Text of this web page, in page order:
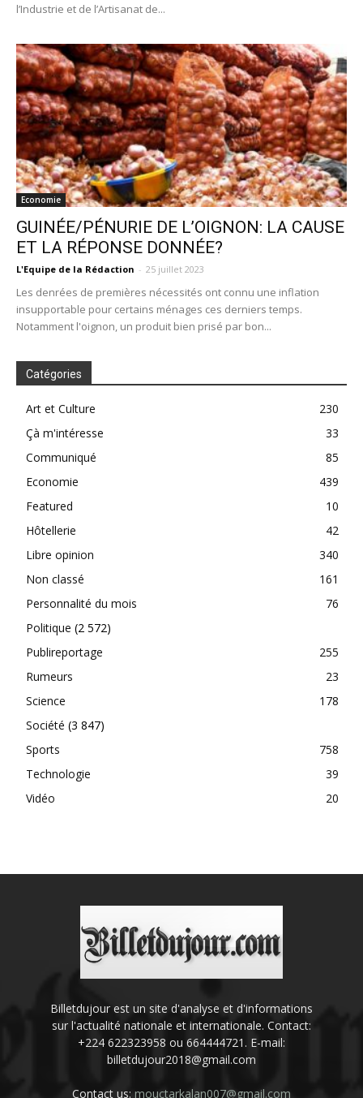
l’Industrie et de l’Artisanat de...
Economie
GUINÉE/PÉNURIE DE L’OIGNON: LA CAUSE
ET LA RÉPONSE DONNÉE?
L'Equipe de la Rédaction - 25 juillet 2023
Les denrées de premières nécessités ont connu une inflation
insupportable pour certains ménages ces derniers temps.
Notamment l'oignon, un produit bien prisé par bon...
Catégories
Art et Culture
230
Çà m'intéresse
33
Communiqué
85
Economie
439
Featured
10
Hôtellerie
42
Libre opinion
340
Non classé
161
Personnalité du mois
76
Politique (2 572)
Publireportage
255
Rumeurs
23
Science
178
Société (3 847)
Sports
758
Technologie
39
Vidéo
20
Billetdujour est un site d'analyse et d'informations
sur l'actualité nationale et internationale. Contact:
+224 622323958 ou 664444721. E-mail:
billetdujour2018@gmail.com
Contact us: mouctarkalan007@gmail.com